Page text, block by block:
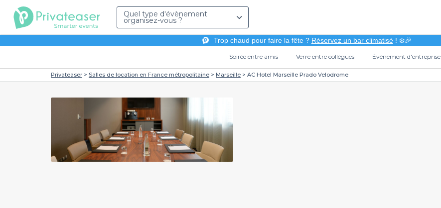
Quel type d'évènement
organisez-vous ?
Trop chaud pour faire la fête ? Réservez un bar climatisé! ❄️🎉
Soirée entre amis Verre entre collègues Évènement d'entreprise
Privateaser Salles de location en France métropolitaine Marseille AC Hotel Marseille Prado Velodrome